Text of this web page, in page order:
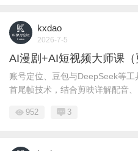
kxdao
2026-7-5
AI漫剧+AI短视频大师课（
账号定位、豆包与DeepSeek等
首尾帧技术，结合剪映详解配音、
952 3